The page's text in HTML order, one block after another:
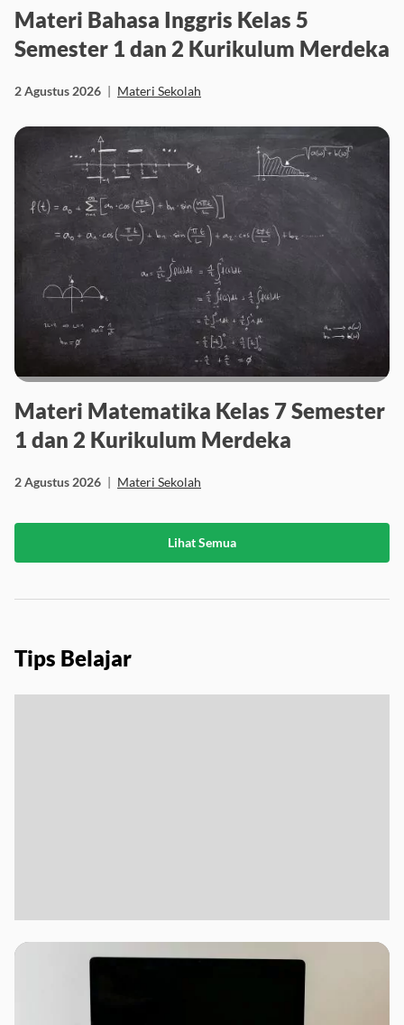
Materi Bahasa Inggris Kelas 5
Semester 1 dan 2 Kurikulum Merdeka
2 Agustus 2026 | Materi Sekolah
Materi Matematika Kelas 7 Semester
1 dan 2 Kurikulum Merdeka
2 Agustus 2026 | Materi Sekolah
Lihat Semua
Tips Belajar